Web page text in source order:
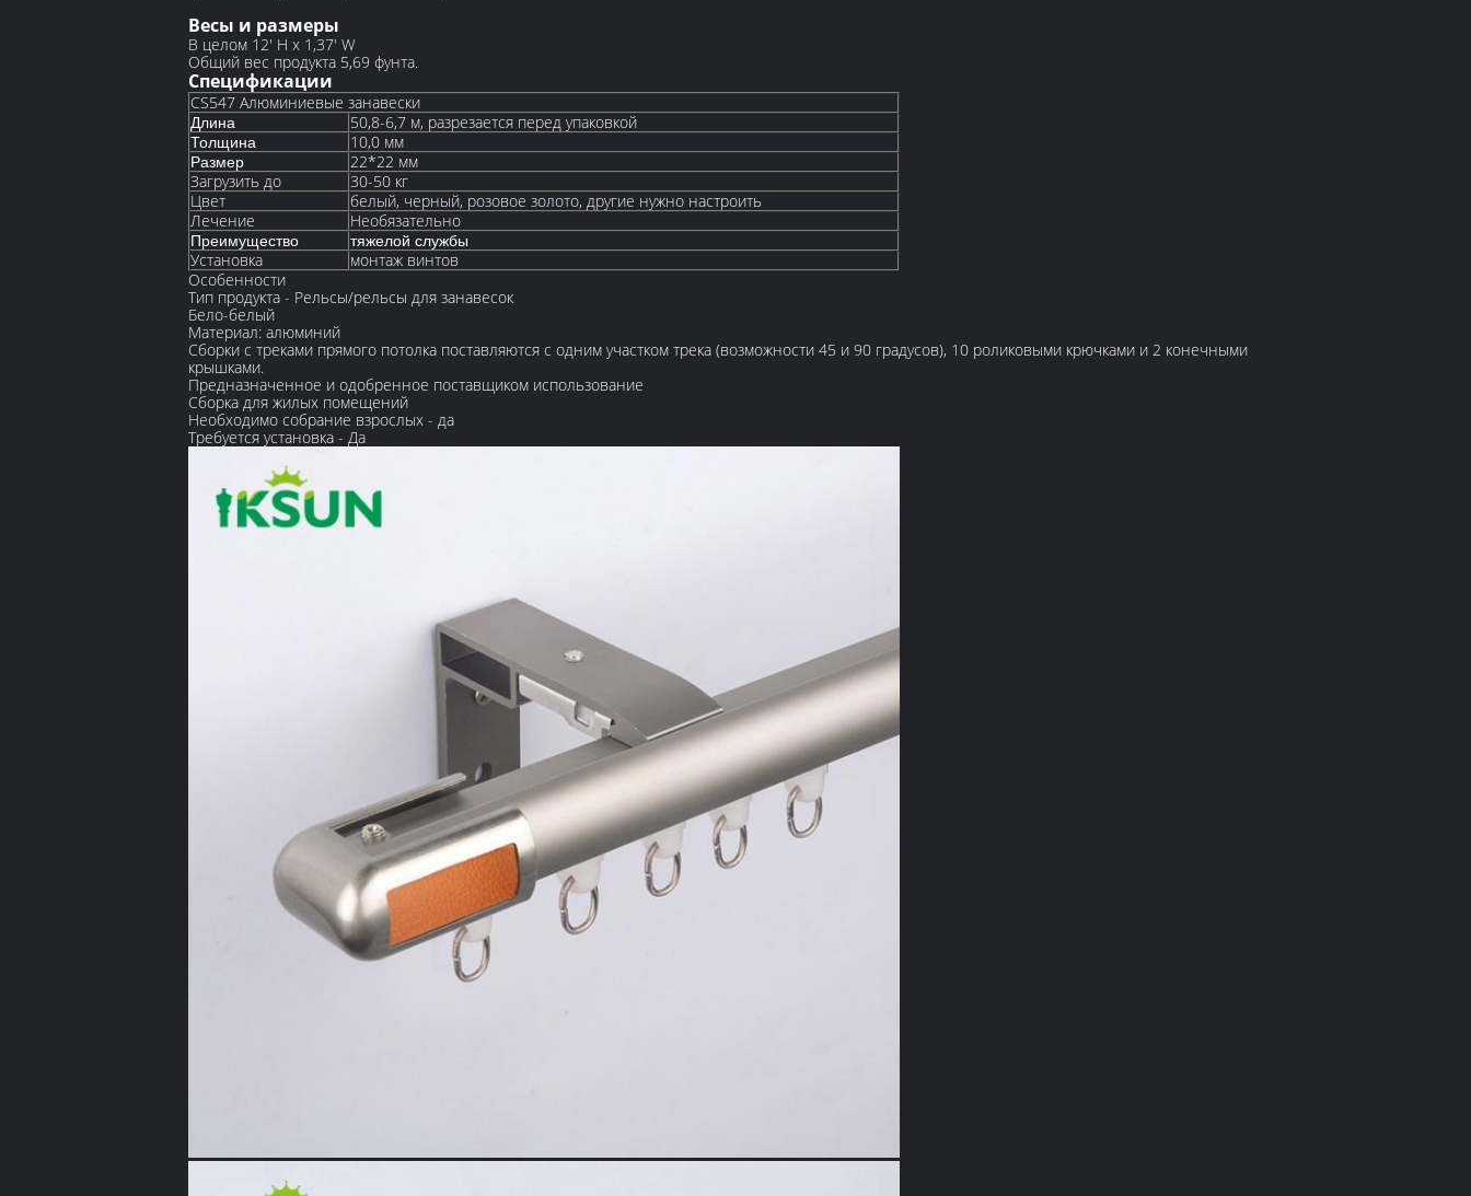
Весы и размеры
В целом 12' H x 1,37' W
Общий вес продукта 5,69 фунта.
Спецификации
CS547 Алюминиевые занавески
Длина 50,8-6,7 м, разрезается перед упаковкой
Толщина 10,0 мм
Размер
22*22 мм
Загрузить до
30-50 кг
Цвет
белый, черный, розовое золото, другие нужно настроить
Лечение
Необязательно
Преимущество тяжелой службы
Установка
монтаж винтов
Особенности
Тип продукта - Рельсы/рельсы для занавесок
Бело-белый
Материал: алюминий
Сборки с треками прямого потолка поставляются с одним участком трека (возможности 45 и 90 градусов), 10 роликовыми крючками и 2 конечными
крышками.
Предназначенное и одобренное поставщиком использование
Сборка для жилых помещений
Необходимо собрание взрослых - да
Требуется установка - Да